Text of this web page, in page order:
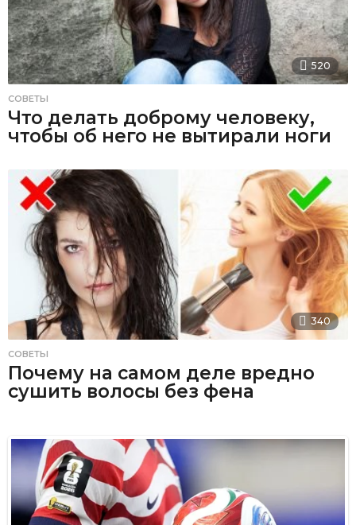
520
СОВЕТЫ
Что делать доброму человеку,
чтобы об него не вытирали ноги
340
СОВЕТЫ
Почему на самом деле вредно
сушить волосы без фена